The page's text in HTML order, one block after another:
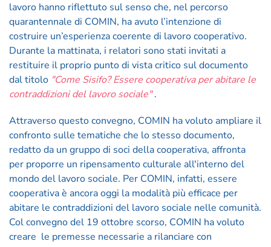
lavoro hanno riflettuto sul senso che, nel percorso
quarantennale di COMIN, ha avuto l’intenzione di
costruire un’esperienza coerente di lavoro cooperativo.
Durante la mattinata, i relatori sono stati invitati a
restituire il proprio punto di vista critico sul documento
dal titolo "Come Sisifo? Essere cooperativa per abitare le
contraddizioni del lavoro sociale".
Attraverso questo convegno, COMIN ha voluto ampliare il
confronto sulle tematiche che lo stesso documento,
redatto da un gruppo di soci della cooperativa, affronta
per proporre un ripensamento culturale all'interno del
mondo del lavoro sociale. Per COMIN, infatti, essere
cooperativa è ancora oggi la modalità più efficace per
abitare le contraddizioni del lavoro sociale nelle comunità.
Col convegno del 19 ottobre scorso, COMIN ha voluto
creare le premesse necessarie a rilanciare con